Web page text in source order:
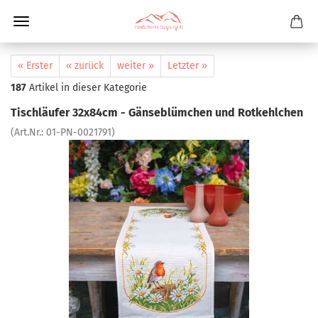
« Erster « zurück weiter »
Letzter »
187 Artikel in dieser Kategorie
Tischläufer 32x84cm - Gänseblümchen und Rotkehlchen
(Art.Nr.: 01-PN-0021791)